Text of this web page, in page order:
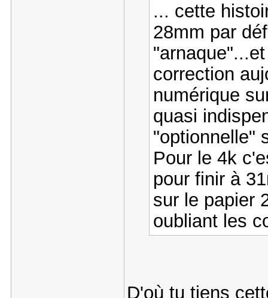
... cette
28mm par
correction
numérique
quasi
"optionnelle"
Pour le 4k
pour finir à
sur le papier
oubliant les
D'où tu tiens